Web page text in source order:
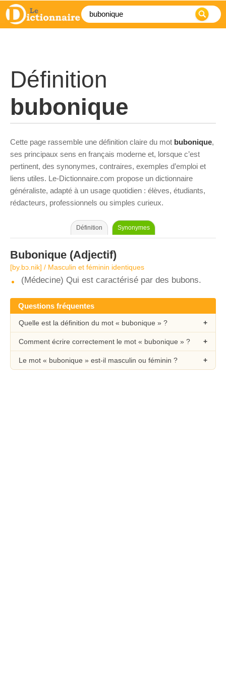
Définition
bubonique
Cette page rassemble une définition claire du mot bubonique,
ses principaux sens en français moderne et, lorsque c’est
pertinent, des synonymes, contraires, exemples d’emploi et
liens utiles. Le-Dictionnaire.com propose un dictionnaire
généraliste, adapté à un usage quotidien : élèves, étudiants,
rédacteurs, professionnels ou simples curieux.
Définition Synonymes
Bubonique (Adjectif)
[by.bɔ.nik] / Masculin et féminin identiques
(Médecine) Qui est caractérisé par des bubons.
Questions fréquentes
Quelle est la définition du mot « bubonique » ?
Comment écrire correctement le mot « bubonique » ?
Le mot « bubonique » est-il masculin ou féminin ?